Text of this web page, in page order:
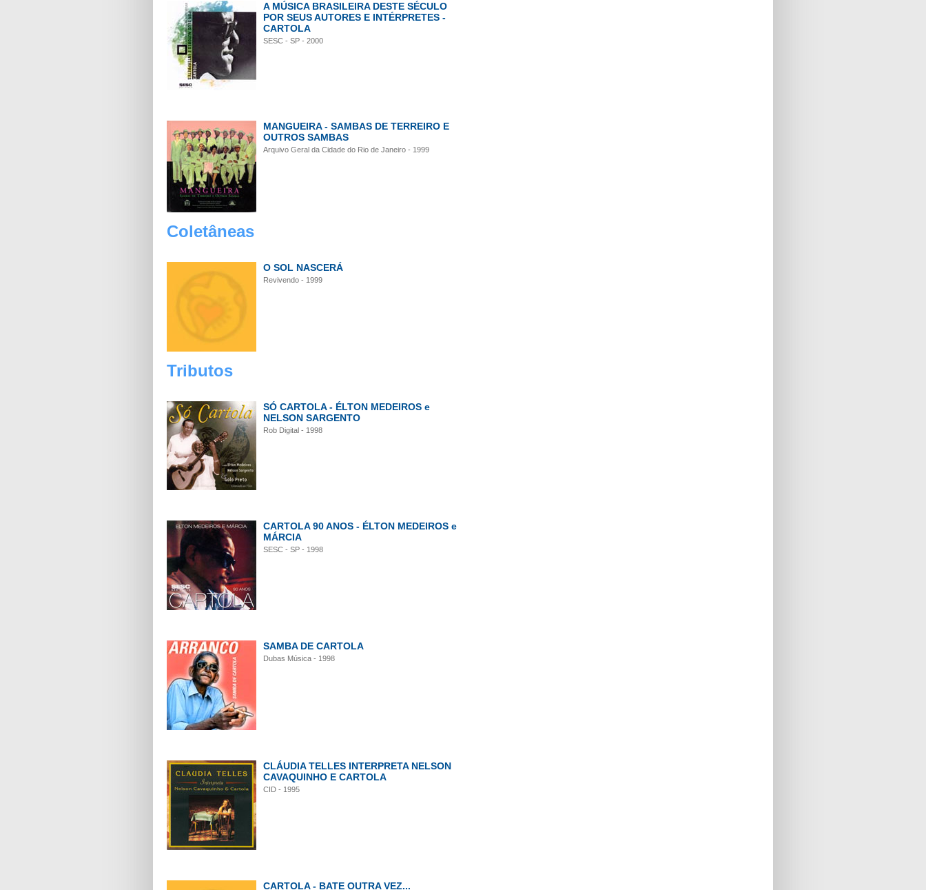
A MÚSICA BRASILEIRA DESTE SÉCULO
POR SEUS AUTORES E INTÉRPRETES -
CARTOLA
SESC - SP - 2000
MANGUEIRA - SAMBAS DE TERREIRO E
OUTROS SAMBAS
Arquivo Geral da Cidade do Rio de Janeiro - 1999
Coletâneas
O SOL NASCERÁ
Revivendo - 1999
Tributos
SÓ CARTOLA - ÉLTON MEDEIROS e
NELSON SARGENTO
Rob Digital - 1998
CARTOLA 90 ANOS - ÉLTON MEDEIROS e
MÁRCIA
SESC - SP - 1998
SAMBA DE CARTOLA
Dubas Música - 1998
CLÁUDIA TELLES INTERPRETA NELSON
CAVAQUINHO E CARTOLA
CID - 1995
CARTOLA - BATE OUTRA VEZ...